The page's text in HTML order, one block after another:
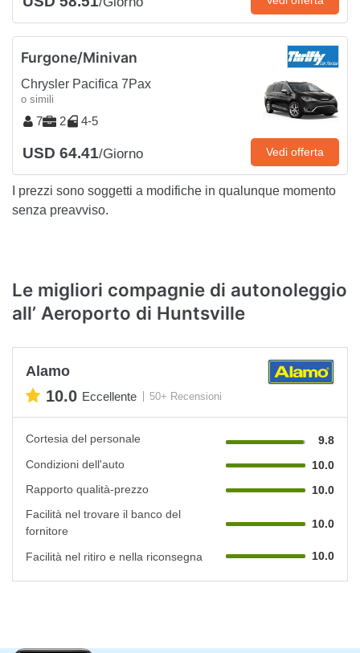
Furgone/Minivan
Chrysler Pacifica 7Pax
o simili
7 2 4-5
USD 64.41/Giorno Vedi offerta
I prezzi sono soggetti a modifiche in qualunque momento
senza preavviso.
Le migliori compagnie di autonoleggio
all’ Aeroporto di Huntsville
Alamo
10.0 Eccellente 50+ Recensioni
Cortesia del personale
9.8
Condizioni dell'auto
10.0
Rapporto qualità-prezzo
10.0
Facilità nel trovare il banco del
fornitore
10.0
Facilità nel ritiro e nella riconsegna 10.0